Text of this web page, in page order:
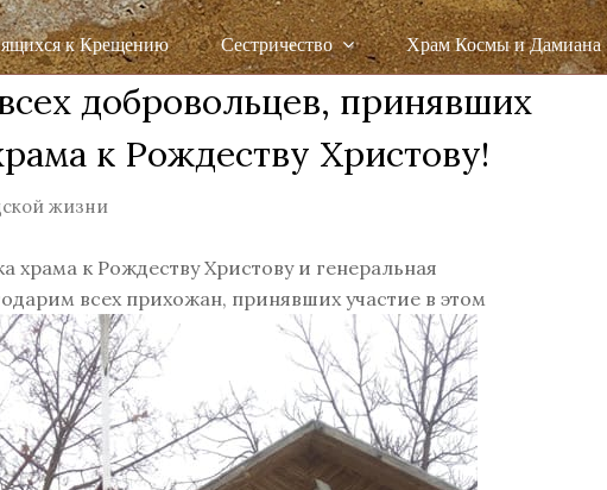
к Крещению Сестричество Храм Космы и Дамиана
добровольцев, принявших
к Рождеству Христову!
жизни
храма к Рождеству Христову и генеральная
всех прихожан, принявших участие в этом